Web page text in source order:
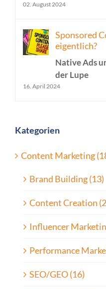
02. August 2024
Sponsored
eigentlich?
Native Ads
der Lupe
16. April 2024
Kategorien
Content Marketing
Brand Building (13)
Content Creation
Influencer
Performance
SEO/GEO (16)